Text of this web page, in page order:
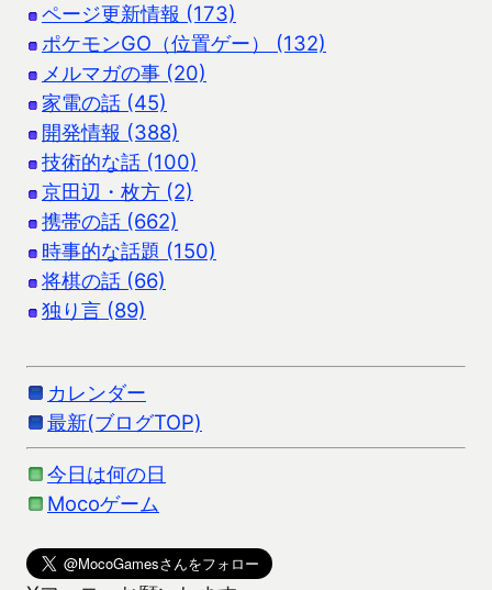
ページ更新情報 (173)
ポケモンGO（位置ゲー） (132)
メルマガの事 (20)
家電の話 (45)
開発情報 (388)
技術的な話 (100)
京田辺・枚方 (2)
携帯の話 (662)
時事的な話題 (150)
将棋の話 (66)
独り言 (89)
カレンダー
最新(ブログTOP)
今日は何の日
Mocoゲーム